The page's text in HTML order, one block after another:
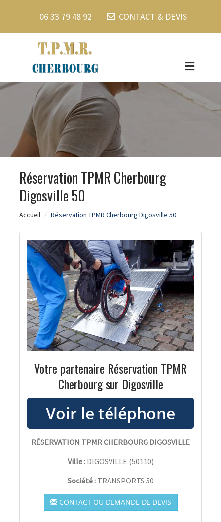
06 33 79 48 92 CONTACT & DEVIS
Réservation TPMR Cherbourg
Digosville 50
Accueil Réservation TPMR Cherbourg Digosville 50
Votre partenaire Réservation TPMR
Cherbourg sur Digosville
RÉSERVATION TPMR CHERBOURG DIGOSVILLE
Ville : DIGOSVILLE (50110)
Société : TRANSPORTS 50
CONTACT OU DEMANDE DE DEVIS